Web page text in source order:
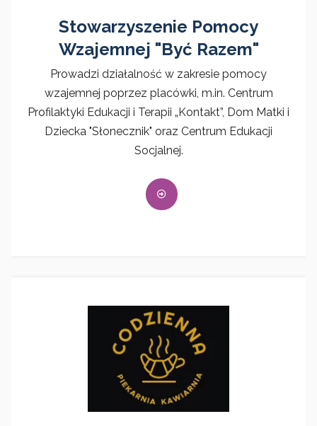
Stowarzyszenie Pomocy
Wzajemnej "Być Razem"
Prowadzi działalność w zakresie pomocy
wzajemnej poprzez placówki, m.in. Centrum
Profilaktyki Edukacji i Terapii „Kontakt”, Dom Matki i
Dziecka "Słonecznik" oraz Centrum Edukacji
Socjalnej.